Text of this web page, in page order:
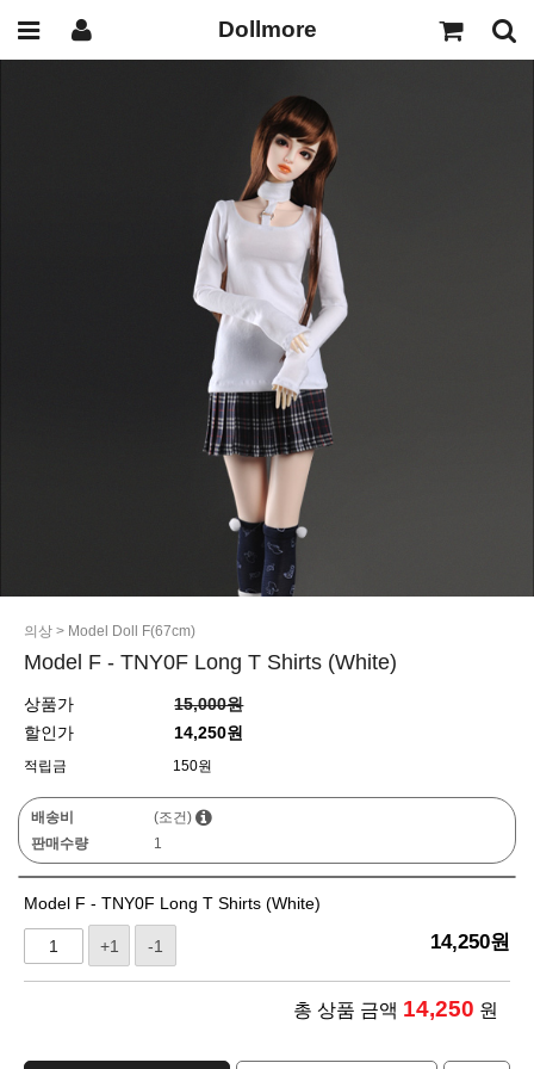
Dollmore
의상 > Model Doll F(67cm)
Model F - TNY0F Long T Shirts (White)
상품가
15,000원
할인가
14,250원
적립금 150원
배송비
(조건)
판매수량
1
Model F - TNY0F Long T Shirts (White)
+1 -1 14,250원
총 상품 금액 14,250 원